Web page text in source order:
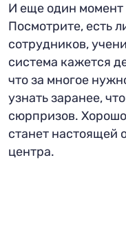
И еще один
Посмотрите, есть
сотрудников,
система кажется
что за многое
узнать заранее,
сюрпризов.
станет настоящей
центра.